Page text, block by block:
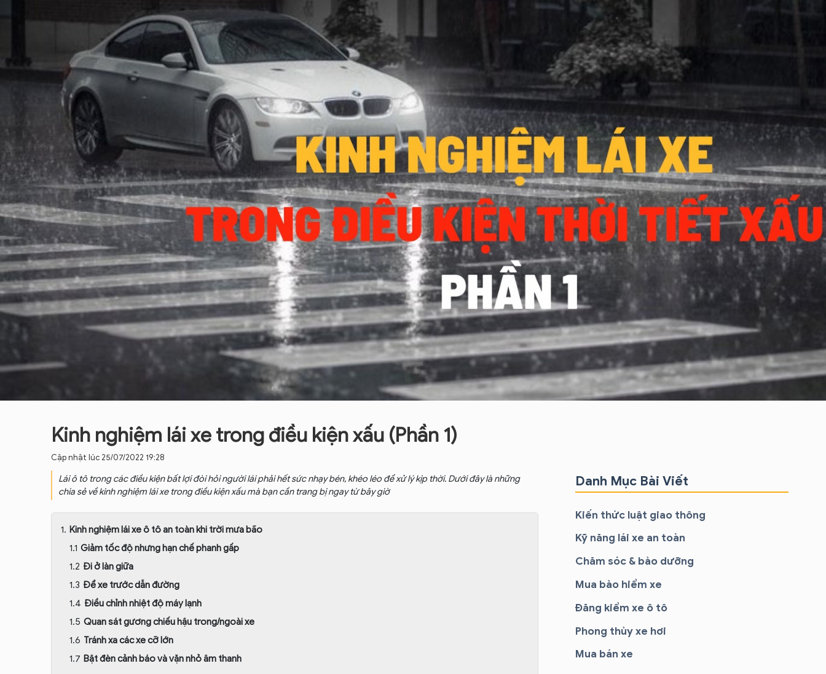
Kinh nghiệm lái xe trong điều kiện xấu (Phần 1)
Cập nhật lúc 25/07/2022 19:28
Lái ô tô trong các điều kiện bất lợi đòi hỏi người lái phải hết sức nhạy bén, khéo léo để xử lý kịp thời. Dưới đây là những
chia sẻ về kinh nghiệm lái xe trong điều kiện xấu mà bạn cần trang bị ngay từ bây giờ
Kinh nghiệm lái xe ô tô an toàn khi trời mưa bão
Giảm tốc độ nhưng hạn chế phanh gấp
Đi ở làn giữa
Để xe trước dẫn đường
Điều chỉnh nhiệt độ máy lạnh
Quan sát gương chiếu hậu trong/ngoài xe
Tránh xa các xe cỡ lớn
Bật đèn cảnh báo và vặn nhỏ âm thanh
Danh Mục Bài Viết
Kiến thức luật giao thông
Kỹ năng lái xe an toàn
Chăm sóc & bảo dưỡng
Mua bảo hiểm xe
Đăng kiểm xe ô tô
Phong thủy xe hơi
Mua bán xe